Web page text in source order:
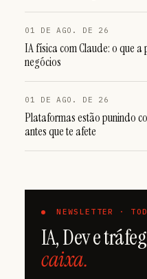
01 DE AGO. DE 26
IA física com Claude: o que
negócios
01 DE AGO. DE 26
Plataformas estão punindo
antes que te afete
NEWSLETTER ·
IA, Dev e
caixa.